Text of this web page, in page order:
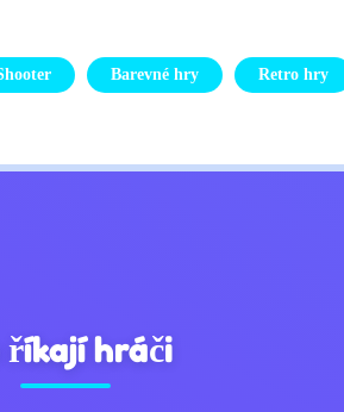
Barevné hry Retro hry
říkají hráči